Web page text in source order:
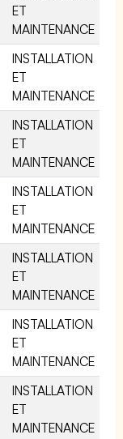
ET
MAINTENANCE
INSTALLATION
ET
MAINTENANCE
INSTALLATION
ET
MAINTENANCE
INSTALLATION
ET
MAINTENANCE
INSTALLATION
ET
MAINTENANCE
INSTALLATION
ET
MAINTENANCE
INSTALLATION
ET
MAINTENANCE